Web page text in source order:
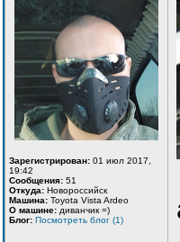
Зарегистрирован: 01 июл 2017,
19:42
Сообщения: 51
Откуда: Новороссийск
Машина: Toyota Vista Ardeo
О машине: диванчик =)
Блог: Посмотреть блог (1)